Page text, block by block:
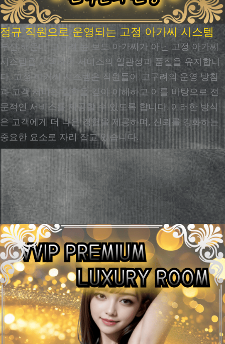
정규 직원으로 운영되는 고정 아가씨 시스템
부산 해운대 고구려 는 보도 아가씨가 아닌 고정 아가씨
시스템을 채택하여 서비스의 일관성과 품질을 유지합니
다. 고정 아가씨 시스템은 직원들이 고구려의 운영 방침
과 고객 서비스 철학을 깊이 이해하고 이를 바탕으로 전
문적인 서비스를 제공할 수 있도록 합니다. 이러한 방식
은 고객에게 더 나은 경험을 제공하며, 신뢰를 강화하는
중요한 요소로 자리 잡고 있습니다.